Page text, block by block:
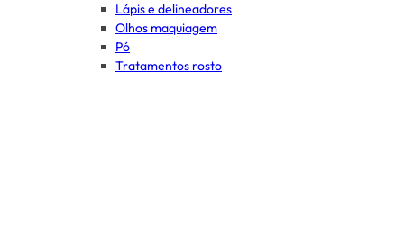
Lápis e delineadores
Olhos maquiagem
Pó
Tratamentos rosto